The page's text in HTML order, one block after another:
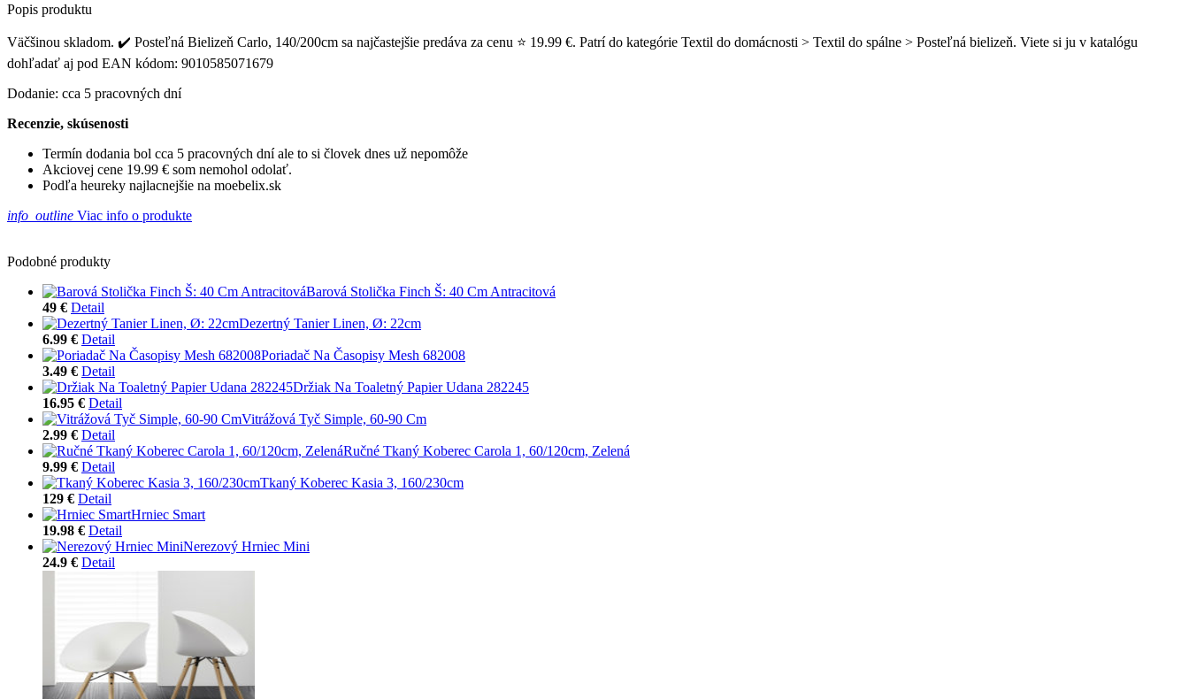
Popis produktu
Väčšinou skladom. ✔️ Posteľná Bielizeň Carlo, 140/200cm sa najčastejšie predáva za cenu ⭐ 19.99 €. Patrí do kategórie Textil do domácnosti > Textil do spálne > Posteľná bielizeň. Viete si ju v katalógu
dohľadať aj pod EAN kódom: 9010585071679
Dodanie: cca 5 pracovných dní
Recenzie, skúsenosti
Termín dodania bol cca 5 pracovných dní ale to si človek dnes už nepomôže
Akciovej cene 19.99 € som nemohol odolať.
Podľa heureky najlacnejšie na moebelix.sk
info_outline Viac info o produkte
Podobné produkty
Barová Stolička Finch Š: 40 Cm Antracitová
49 € Detail
Dezertný Tanier Linen, Ø: 22cm
6.99 € Detail
Poriadač Na Časopisy Mesh 682008
3.49 € Detail
Držiak Na Toaletný Papier Udana 282245
16.95 € Detail
Vitrážová Tyč Simple, 60-90 Cm
2.99 € Detail
Ručné Tkaný Koberec Carola 1, 60/120cm, Zelená
9.99 € Detail
Tkaný Koberec Kasia 3, 160/230cm
129 € Detail
Hrniec Smart
19.98 € Detail
Nerezový Hrniec Mini
24.9 € Detail